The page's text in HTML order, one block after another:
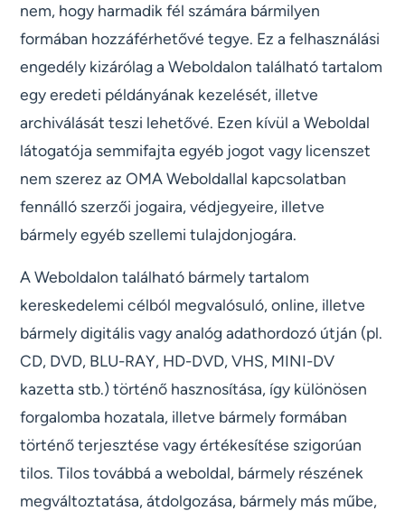
nem, hogy harmadik fél számára bármilyen
formában hozzáférhetővé tegye. Ez a felhasználási
engedély kizárólag a Weboldalon található tartalom
egy eredeti példányának kezelését, illetve
archiválását teszi lehetővé. Ezen kívül a Weboldal
látogatója semmifajta egyéb jogot vagy licenszet
nem szerez az OMA Weboldallal kapcsolatban
fennálló szerzői jogaira, védjegyeire, illetve
bármely egyéb szellemi tulajdonjogára.
A Weboldalon található bármely tartalom
kereskedelemi célból megvalósuló, online, illetve
bármely digitális vagy analóg adathordozó útján (pl.
CD, DVD, BLU-RAY, HD-DVD, VHS, MINI-DV
kazetta stb.) történő hasznosítása, így különösen
forgalomba hozatala, illetve bármely formában
történő terjesztése vagy értékesítése szigorúan
tilos. Tilos továbbá a weboldal, bármely részének
megváltoztatása, átdolgozása, bármely más műbe,